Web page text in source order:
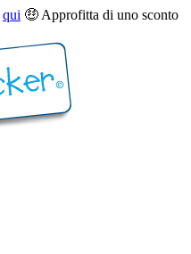
qui 🤑 Approfitta di uno sconto